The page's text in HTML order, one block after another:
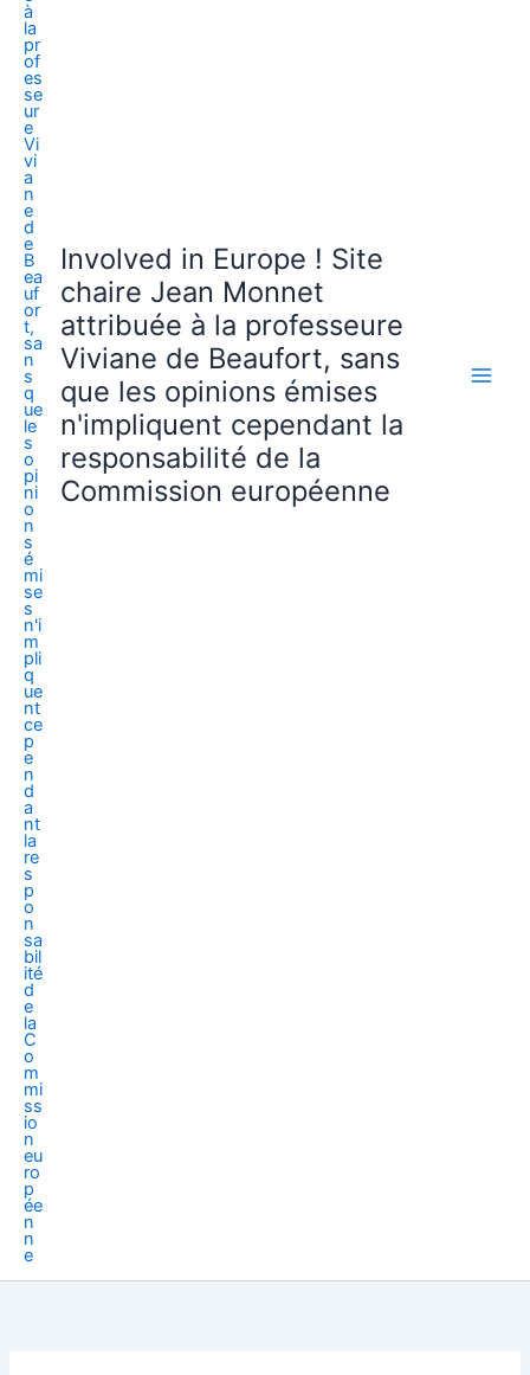
Involved in Europe ! Site
chaire Jean Monnet
attribuée à la professeure
Viviane de Beaufort, sans
que les opinions émises
n'impliquent cependant la
responsabilité de la
Commission européenne